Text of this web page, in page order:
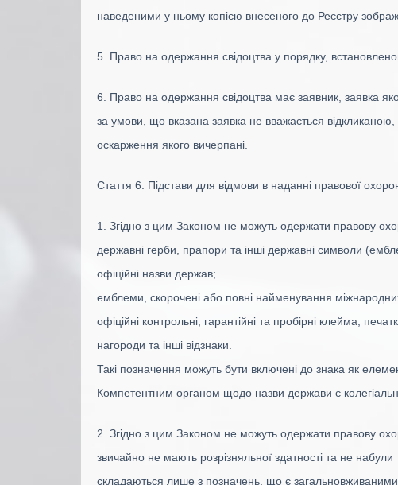
наведеними у ньому копією внесеного до Реєстру
5. Право на одержання свідоцтва у порядку,
6. Право на одержання свідоцтва має заявник, заявка
за умови, що вказана заявка не вважається
оскарження якого вичерпані.
Стаття 6. Підстави для відмови в наданні правової
1. Згідно з цим Законом не можуть одержати правову
державні герби, прапори та інші державні символи
офіційні назви держав;
емблеми, скорочені або повні найменування
офіційні контрольні, гарантійні та пробірні клейма,
нагороди та інші відзнаки.
Такі позначення можуть бути включені до знака як
Компетентним органом щодо назви держави є
2. Згідно з цим Законом не можуть одержати правову
звичайно не мають розрізняльної здатності та не набули
складаються лише з позначень, що є загальновживаними